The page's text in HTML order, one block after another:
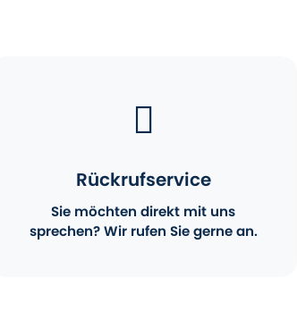
Rückrufservice
Sie möchten direkt mit uns
sprechen? Wir rufen Sie gerne an.